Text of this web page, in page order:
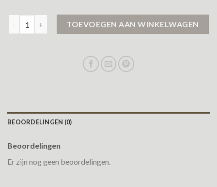
TOEVOEGEN AAN WINKELWAGEN
BEOORDELINGEN (0)
Beoordelingen
Er zijn nog geen beoordelingen.